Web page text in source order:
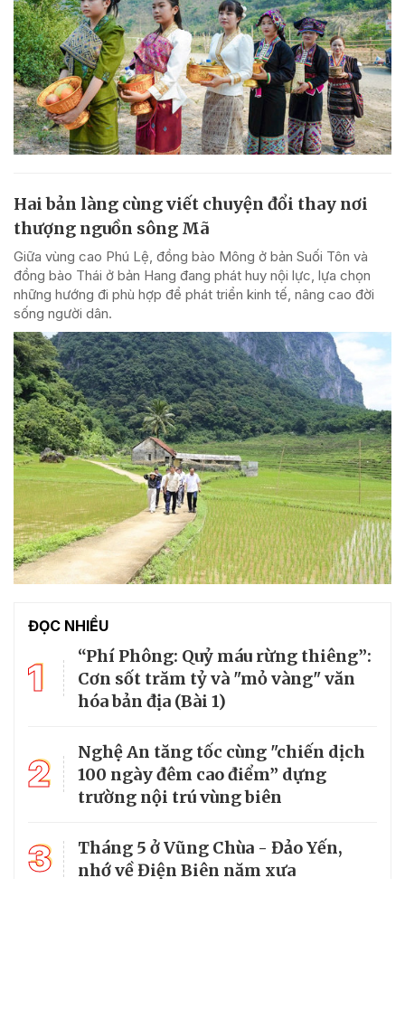
Hai bản làng cùng viết chuyện đổi thay nơi
thượng nguồn sông Mã
Giữa vùng cao Phú Lệ, đồng bào Mông ở bản Suối Tôn và
đồng bào Thái ở bản Hang đang phát huy nội lực, lựa chọn
những hướng đi phù hợp để phát triển kinh tế, nâng cao đời
sống người dân.
ĐỌC NHIỀU
1
“Phí Phông: Quỷ máu rừng thiêng”:
Cơn sốt trăm tỷ và "mỏ vàng" văn
hóa bản địa (Bài 1)
2
Nghệ An tăng tốc cùng "chiến dịch
100 ngày đêm cao điểm” dựng
trường nội trú vùng biên
3
Tháng 5 ở Vũng Chùa - Đảo Yến,
nhớ về Điện Biên năm xưa